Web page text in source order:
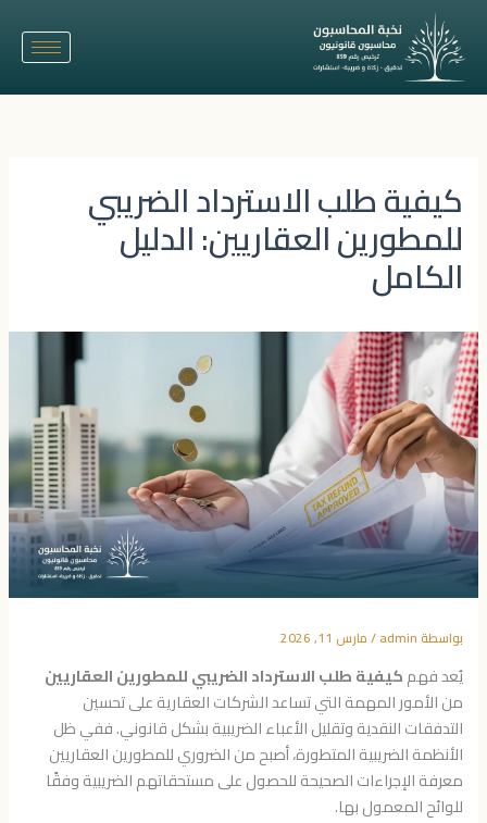
المحتوى
كيفية طلب الاسترداد الضريبي
للمطورين العقاريين: الدليل
الكامل
بواسطة admin
/مارس 11, 2026
يُعد فهمكيفية طلب الاسترداد الضريبي للمطورين العقاريين
من الأمور المهمة التي تساعد الشركات العقارية على تحسين
التدفقات النقدية وتقليل الأعباء الضريبية بشكل قانوني. ففي ظل
الأنظمة الضريبية المتطورة، أصبح من الضروري للمطورين العقاريين
معرفة الإجراءات الصحيحة للحصول على مستحقاتهم الضريبية وفقًا
للوائح المعمول بها.